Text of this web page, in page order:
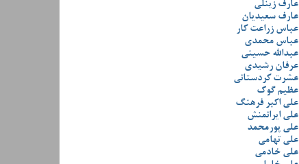
عارف زینلی
عارف سعیدیان
عباس زراعت کار
عباس محمدی
عبدالله حسینی
عرفان رشیدی
عشرت کردستانی
عظیم گوک
علی اکبر فرهنگ
علی ایرانمنش
علی پورمحمد
علی تهامی
علی خادمی